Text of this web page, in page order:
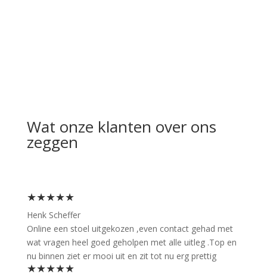
Wat onze klanten over ons
zeggen
★★★★★
Henk Scheffer
Online een stoel uitgekozen ,even contact gehad met
wat vragen heel goed geholpen met alle uitleg .Top en
nu binnen ziet er mooi uit en zit tot nu erg prettig
★★★★★